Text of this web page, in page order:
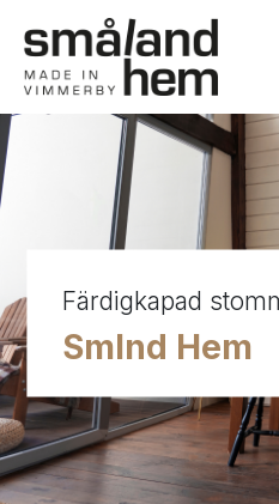
Färdigkapad
Smlnd Hem